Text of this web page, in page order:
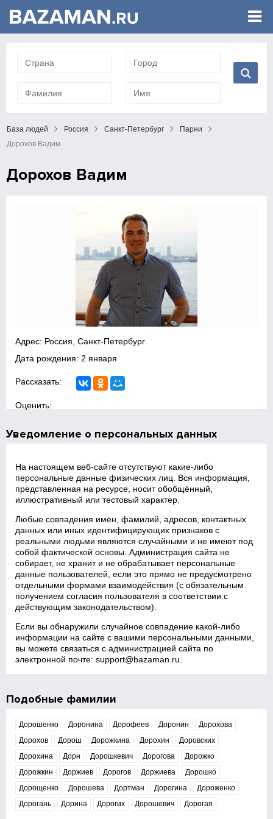
База людей Россия Санкт-Петербург
Парни
Дорохов Вадим
Дорохов Вадим
Адрес: Россия, Санкт-Петербург
Дата рождения: 2 января
Рассказать:
Оценить:
Уведомление о персональных данных
На настоящем веб‑сайте отсутствуют какие‑либо
персональные данные физических лиц. Вся информация,
представленная на ресурсе, носит обобщённый,
иллюстративный или тестовый характер.
Любые совпадения имён, фамилий, адресов, контактных
данных или иных идентифицирующих признаков с
реальными людьми являются случайными и не имеют под
собой фактической основы. Администрация сайта не
собирает, не хранит и не обрабатывает персональные
данные пользователей, если это прямо не предусмотрено
отдельными формами взаимодействия (с обязательным
получением согласия пользователя в соответствии с
действующим законодательством).
Если вы обнаружили случайное совпадение какой‑либо
информации на сайте с вашими персональными данными,
вы можете связаться с администрацией сайта по
электронной почте:support@bazaman.ru
Подобные фамилии
Дорошенко Доронина Дорофеев Доронин
Дорохова
Дорохов
Дорош Дорожкина Дорохин
Доровских
Дорохина
Дорн Дорошкевич Дорогова
Дорожко
Дорожкин
Доржиев Дорогов Доржиева
Дорошко
Дорощенко
Дорошева Дортман Дорогина
Дороженко
Дорогань
Дорина Дорогих Дорошевич Дорогая